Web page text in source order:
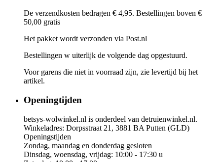
De verzendkosten bedragen € 4,95. Bestellingen boven €
50,00 gratis
Het pakket wordt verzonden via Post.nl
Bestellingen w uiterlijk de volgende dag opgestuurd.
Voor garens die niet in voorraad zijn, zie levertijd bij het
artikel.
Openingtijden
betsys-wolwinkel.nl is onderdeel van detruienwinkel.nl.
Winkeladres: Dorpsstraat 21, 3881 BA Putten (GLD)
Openingstijden
Zondag, maandag en donderdag gesloten
Dinsdag, woensdag, vrijdag: 10:00 - 17:30 u